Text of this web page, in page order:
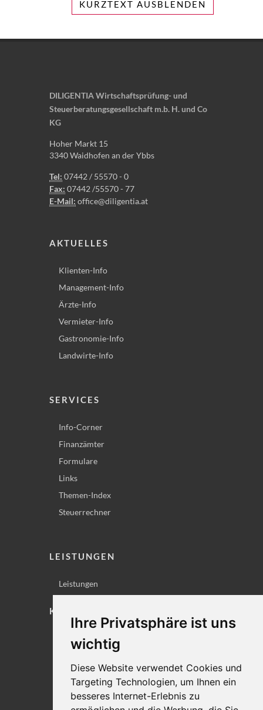
Ihre Privatsphäre ist uns
wichtig
Diese Website verwendet Cookies und
Targeting Technologien, um Ihnen ein
besseres Internet-Erlebnis zu
KURZTEXT AUSBLENDEN
DILIGENTIA Wirtschaftsprüfung- und
Steuerberatungsgesellschaft m.b. H. und Co
KG
Hoher Markt 15
3340 Waidhofen an der Ybbs
Tel: 07442 / 55570 - 0
Fax: 07442 /55570 - 77
E-Mail: office@diligentia.at
AKTUELLES
Klienten-Info
Management-Info
Ärzte-Info
Vermieter-Info
Gastronomie-Info
Landwirte-Info
SERVICES
Info-Corner
Finanzämter
Formulare
Links
Themen-Index
Steuerrechner
LEISTUNGEN
Leistungen
KONTAKT
Lageplan
Datenschutz
Cookie-Einstellungen